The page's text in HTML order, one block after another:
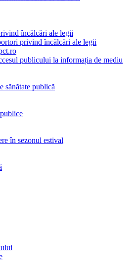
încălcări ale legii
privind încălcări ale legii
publicului la informația de mediu
sănătate publică
în sezonul estival